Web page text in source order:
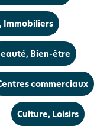
Immobiliers
Bien-être
commerciaux
Culture, Loisirs